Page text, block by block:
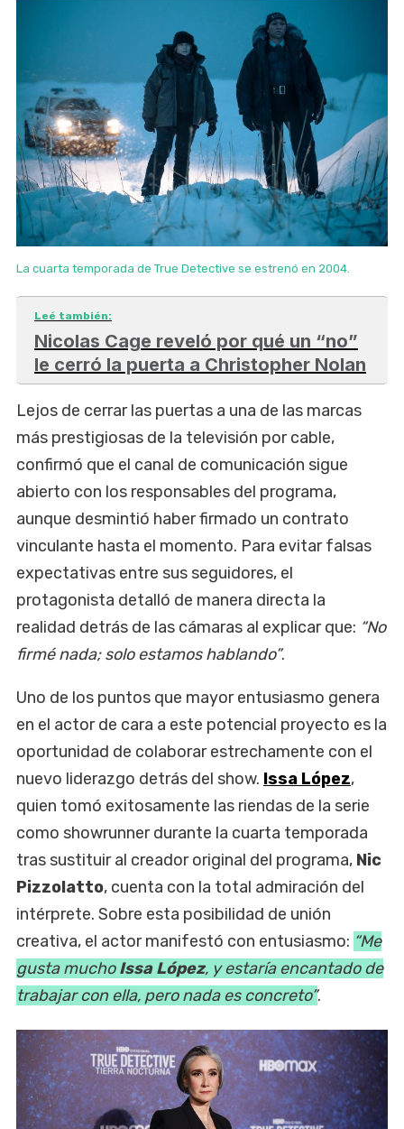
La cuarta temporada de True Detective se estrenó en 2004.
Leé también:
Nicolas Cage reveló por qué un “no”
le cerró la puerta a Christopher Nolan
Lejos de cerrar las puertas a una de las marcas
más prestigiosas de la televisión por cable,
confirmó que el canal de comunicación sigue
abierto con los responsables del programa,
aunque desmintió haber firmado un contrato
vinculante hasta el momento. Para evitar falsas
expectativas entre sus seguidores, el
protagonista detalló de manera directa la
realidad detrás de las cámaras al explicar que: “No
firmé nada; solo estamos hablando”.
Uno de los puntos que mayor entusiasmo genera
en el actor de cara a este potencial proyecto es la
oportunidad de colaborar estrechamente con el
nuevo liderazgo detrás del show. Issa López,
quien tomó exitosamente las riendas de la serie
como showrunner durante la cuarta temporada
tras sustituir al creador original del programa, Nic
Pizzolatto, cuenta con la total admiración del
intérprete. Sobre esta posibilidad de unión
creativa, el actor manifestó con entusiasmo: “Me
gusta muchoIssa López, y estaría encantado de
trabajar con ella, pero nada es concreto”.